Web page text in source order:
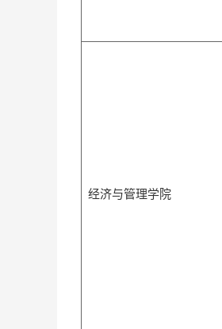
经济与管理学院